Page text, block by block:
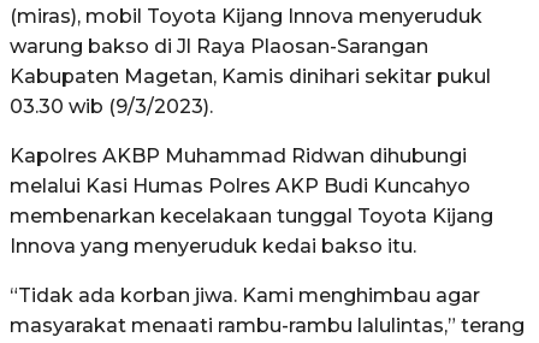
(miras), mobil Toyota Kijang Innova menyeruduk
warung bakso di Jl Raya Plaosan-Sarangan
Kabupaten Magetan, Kamis dinihari sekitar pukul
03.30 wib (9/3/2023).
Kapolres AKBP Muhammad Ridwan dihubungi
melalui Kasi Humas Polres AKP Budi Kuncahyo
membenarkan kecelakaan tunggal Toyota Kijang
Innova yang menyeruduk kedai bakso itu.
“Tidak ada korban jiwa. Kami menghimbau agar
masyarakat menaati rambu-rambu lalulintas,” terang